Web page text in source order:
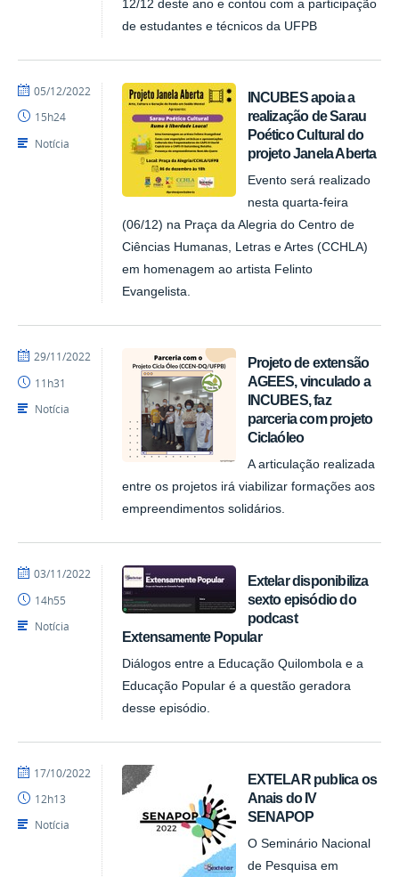
12/12 deste ano e contou com a participação
de estudantes e técnicos da UFPB
INCUBES apoia a
realização de Sarau
Poético Cultural do
projeto Janela Aberta
Evento será realizado
nesta quarta-feira
(06/12) na Praça da Alegria do Centro de
Ciências Humanas, Letras e Artes (CCHLA)
em homenagem ao artista Felinto
Evangelista.
por
publicado
05/12/2022
15h24
Notícia
Projeto de extensão
AGEES, vinculado a
INCUBES, faz
parceria com projeto
Ciclaóleo
A articulação realizada
entre os projetos irá viabilizar formações aos
empreendimentos solidários.
por
publicado
29/11/2022
11h31
Notícia
Extelar disponibiliza
sexto episódio do
podcast
Extensamente Popular
Diálogos entre a Educação Quilombola e a
Educação Popular é a questão geradora
desse episódio.
por
publicado
03/11/2022
14h55
Notícia
EXTELAR publica os
Anais do IV
SENAPOP
O Seminário Nacional
de Pesquisa em
por
publicado
17/10/2022
12h13
Notícia